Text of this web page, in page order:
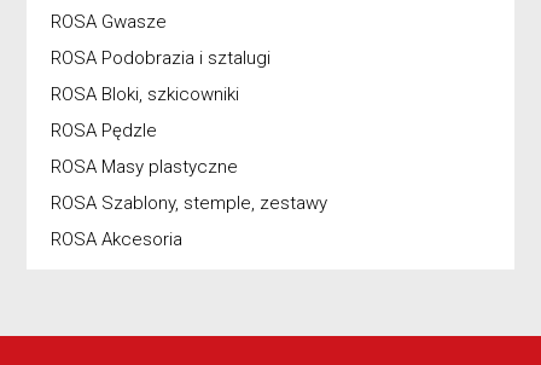
ROSA Gwasze
ROSA Podobrazia i sztalugi
ROSA Bloki, szkicowniki
ROSA Pędzle
ROSA Masy plastyczne
ROSA Szablony, stemple, zestawy
ROSA Akcesoria